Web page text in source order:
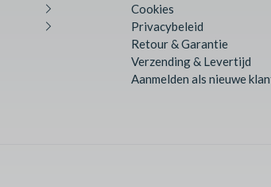
Cookies
Privacybeleid
Retour & Garantie
Verzending & Levertijd
Aanmelden als nieuwe